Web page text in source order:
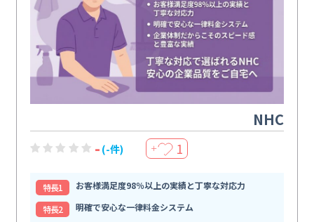
NHC
- (-件) ＋ 1
特⻑1
お客様満足度98％以上の実績と丁寧な対応力
特⻑2
明確で安心な一律料金システム